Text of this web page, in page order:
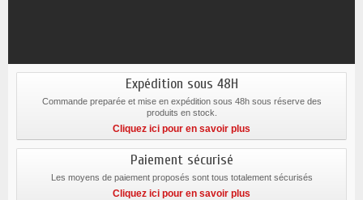
Expédition sous 48H
Commande preparée et mise en expédition sous 48h sous réserve des
produits en stock.
Cliquez ici pour en savoir plus
Paiement sécurisé
Les moyens de paiement proposés sont tous totalement sécurisés
Cliquez ici pour en savoir plus